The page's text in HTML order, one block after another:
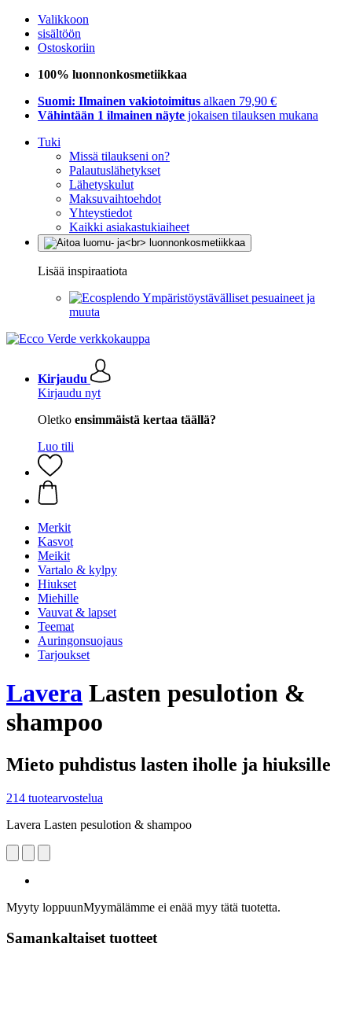
Valikkoon
sisältöön
Ostoskoriin
100% luonnonkosmetiikkaa
Suomi: Ilmainen vakiotoimitus alkaen 79,90 €
Vähintään 1 ilmainen näyte jokaisen tilauksen mukana
Tuki
Missä tilaukseni on?
Palautuslähetykset
Lähetyskulut
Maksuvaihtoehdot
Yhteystiedot
Kaikki asiakastukiaiheet
Lisää inspiraatiota
Ympäristöystävälliset pesuaineet ja
muuta
Kirjaudu
Kirjaudu nyt
Oletko ensimmäistä kertaa täällä?
Luo tili
Merkit
Kasvot
Meikit
Vartalo & kylpy
Hiukset
Miehille
Vauvat & lapset
Teemat
Auringonsuojaus
Tarjoukset
Lavera Lasten pesulotion &
shampoo
Mieto puhdistus lasten iholle ja hiuksille
214 tuotearvostelua
Lavera Lasten pesulotion & shampoo
Myyty loppuunMyymälämme ei enää myy tätä tuotetta.
Samankaltaiset tuotteet